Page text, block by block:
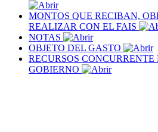
MONTOS QUE RECIBAN,
REALIZAR CON EL FAIS
NOTAS
OBJETO DEL GASTO
RECURSOS CONCURRENTE
GOBIERNO